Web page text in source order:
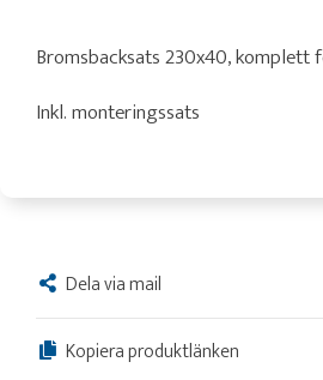
Bromsbacksats 230x40, komplett
Inkl. monteringssats
Dela via mail
Kopiera produktlänken